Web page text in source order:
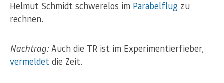
Helmut Schmidt schwerelos im Parabelflug zu
rechnen.
Nachtrag: Auch die TR ist im Experimentierfieber,
vermeldet die Zeit.